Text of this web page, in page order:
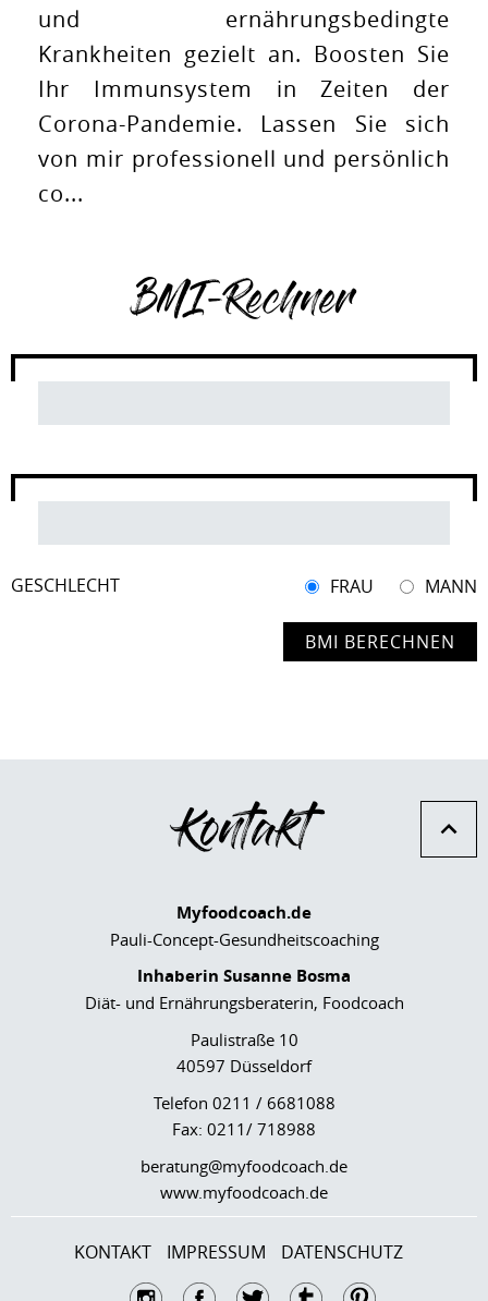
und ernährungsbedingte
Krankheiten gezielt an. Boosten Sie
Ihr Immunsystem in Zeiten der
Corona-Pandemie. Lassen Sie sich
von mir professionell und persönlich
co...
BMI-Rechner
GESCHLECHT FRAU MANN
Kontakt
Myfoodcoach.de
Pauli-Concept-Gesundheitscoaching
Inhaberin Susanne Bosma
Diät- und Ernährungsberaterin, Foodcoach
Paulistraße 10
40597 Düsseldorf
Telefon 0211 / 6681088
Fax: 0211/ 718988
beratung@myfoodcoach.de
www.myfoodcoach.de
KONTAKT IMPRESSUM DATENSCHUTZ